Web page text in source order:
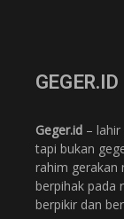
GEGER.ID
Geger.id –
tapi bukan
rahim gerakan
berpihak pada
berpikir dan